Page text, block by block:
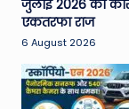
जुलाई 2026 की कार
एकतरफा राज
6 August 2026